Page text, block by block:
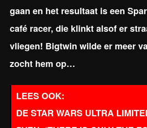
gaan en het resultaat is een
café racer, die klinkt alsof er
vliegen! Bigtwin wilde er meer
zocht hem op…
DE STAR WARS ULTRA